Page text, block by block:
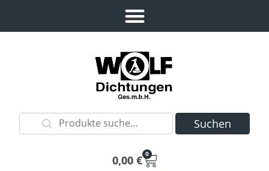
Suchen
0,00 € 0